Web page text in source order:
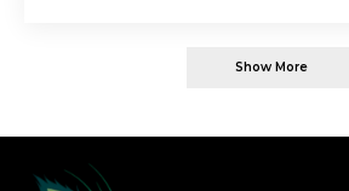
Show More